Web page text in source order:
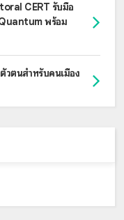
CERT รับมือ
พร้อม
ตนสำหรับคนเมือง